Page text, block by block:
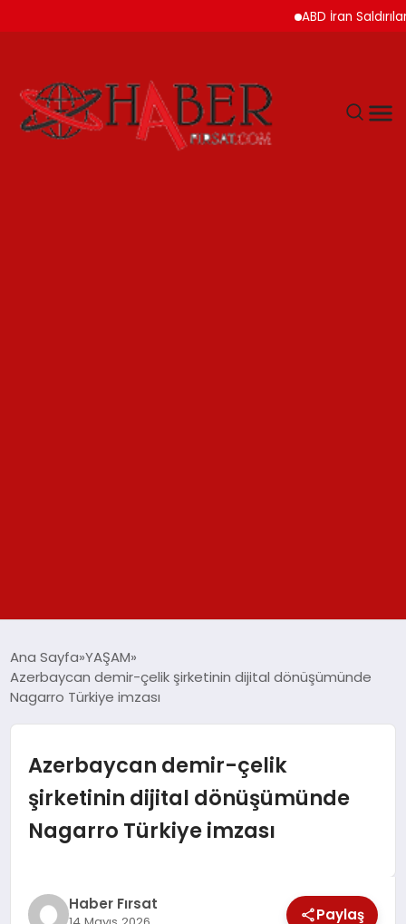
ABD İran Saldırılarını
SAĞLIK
Ana Sayfa YAŞAM
Azerbaycan demir-çelik şirketinin dijital dönüşümünde
Nagarro Türkiye imzası
Azerbaycan demir-çelik
şirketinin dijital dönüşümünde
Nagarro Türkiye imzası
Haber Fırsat
Paylaş